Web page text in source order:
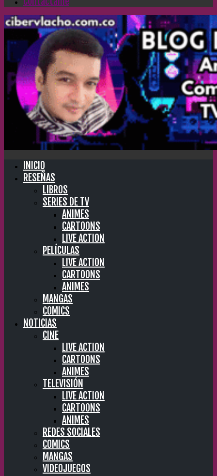
INICIO
RESEÑAS
LIBROS
SERIES DE TV
ANIMES
CARTOONS
LIVE ACTION
PELÍCULAS
LIVE ACTION
CARTOONS
ANIMES
MANGAS
COMICS
NOTICIAS
CINE
LIVE ACTION
CARTOONS
ANIMES
TELEVISIÓN
LIVE ACTION
CARTOONS
ANIMES
REDES SOCIALES
COMICS
MANGAS
VIDEOJUEGOS